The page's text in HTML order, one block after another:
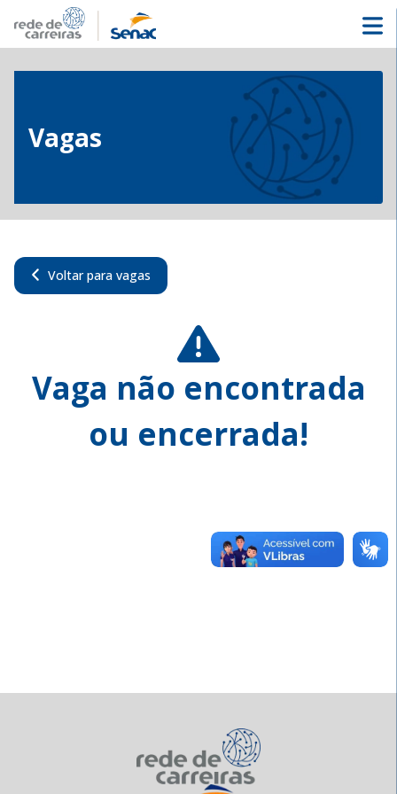
Vagas
Voltar para vagas
Vaga não encontrada
ou encerrada!